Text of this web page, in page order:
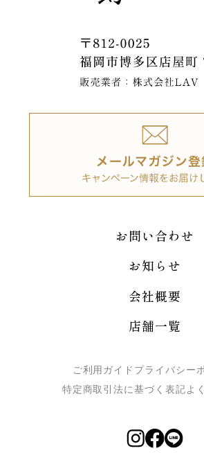
お問い合わせ
お知らせ
会社概要
店舗一覧
ご利用ガイド プライバシー
特定商取引法に基づく表記よ